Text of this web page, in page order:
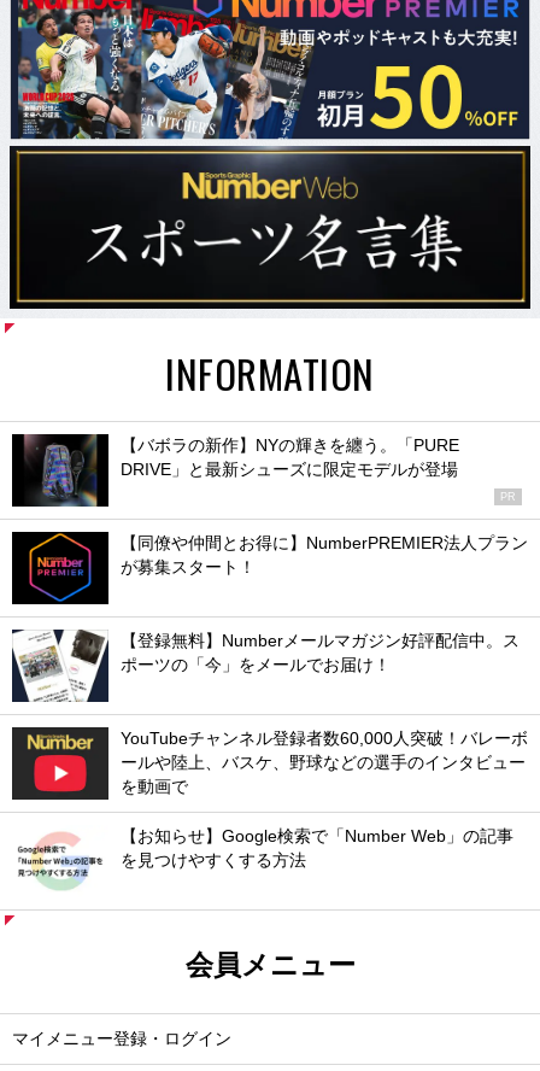
INFORMATION
【バボラの新作】NYの輝きを纏う。「PURE
DRIVE」と最新シューズに限定モデルが登場
PR
【同僚や仲間とお得に】NumberPREMIER法人プラン
が募集スタート！
【登録無料】Numberメールマガジン好評配信中。ス
ポーツの「今」をメールでお届け！
YouTubeチャンネル登録者数60,000人突破！バレーボ
ールや陸上、バスケ、野球などの選手のインタビュー
を動画で
【お知らせ】Google検索で「Number Web」の記事
を見つけやすくする方法
会員メニュー
マイメニュー登録・ログイン